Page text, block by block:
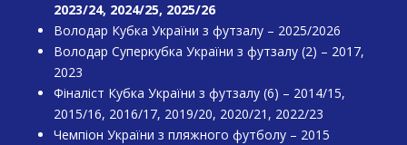
2023/24, 2024/25, 2025/26
Володар Кубка України з футзалу – 2025/2026
Володар Суперкубка України з футзалу (2) – 2017,
2023
Фіналіст Кубка України з футзалу (6) – 2014/15,
2015/16, 2016/17, 2019/20, 2020/21, 2022/23
Чемпіон України з пляжного футболу – 2015